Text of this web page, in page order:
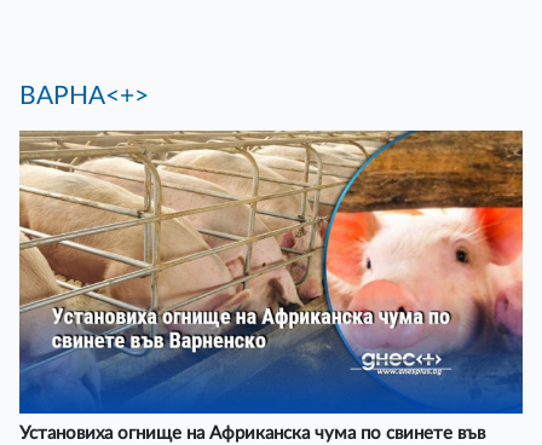
ВАРНА<+>
Установиха огнище на Африканска чума по свинете във